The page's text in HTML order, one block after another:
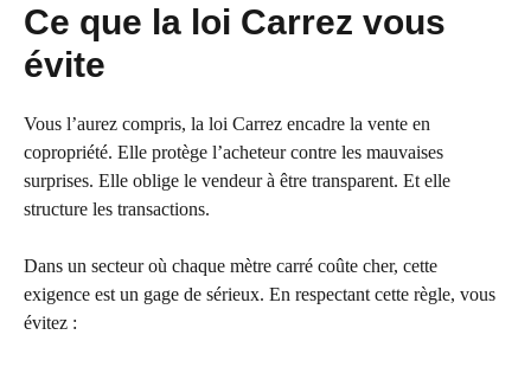
Ce que la loi Carrez vous
évite
Vous l’aurez compris, la loi Carrez encadre la vente en
copropriété. Elle protège l’acheteur contre les mauvaises
surprises. Elle oblige le vendeur à être transparent. Et elle
structure les transactions.
Dans un secteur où chaque mètre carré coûte cher, cette
exigence est un gage de sérieux. En respectant cette règle, vous
évitez :